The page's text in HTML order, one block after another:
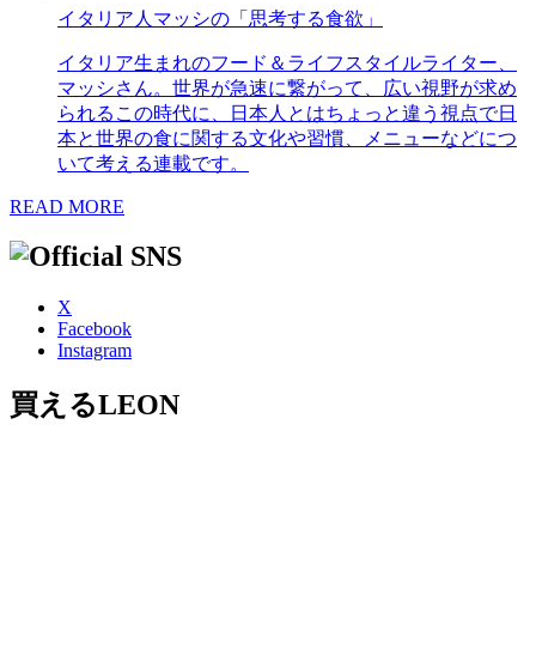
イタリア人マッシの「思考する食欲」
イタリア生まれのフード＆ライフスタイルライター、
マッシさん。世界が急速に繋がって、広い視野が求め
られるこの時代に、日本人とはちょっと違う視点で日
本と世界の食に関する文化や習慣、メニューなどにつ
いて考える連載です。
READ MORE
X
Facebook
Instagram
買えるLEON